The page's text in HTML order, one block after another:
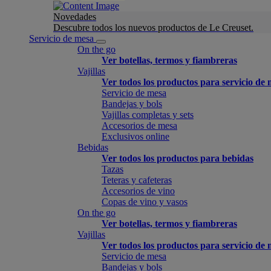
Novedades
Descubre todos los nuevos productos de Le Creuset.
Servicio de mesa
On the go
Ver botellas, termos y fiambreras
Vajillas
Ver todos los productos para servicio de
Servicio de mesa
Bandejas y bols
Vajillas completas y sets
Accesorios de mesa
Exclusivos online
Bebidas
Ver todos los productos para bebidas
Tazas
Teteras y cafeteras
Accesorios de vino
Copas de vino y vasos
On the go
Ver botellas, termos y fiambreras
Vajillas
Ver todos los productos para servicio de
Servicio de mesa
Bandejas y bols